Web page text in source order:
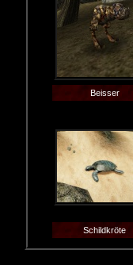
Beisser
Schildkröte